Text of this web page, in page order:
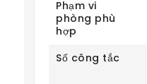
Phạm vi
phòng phù
hợp
Số công tắc